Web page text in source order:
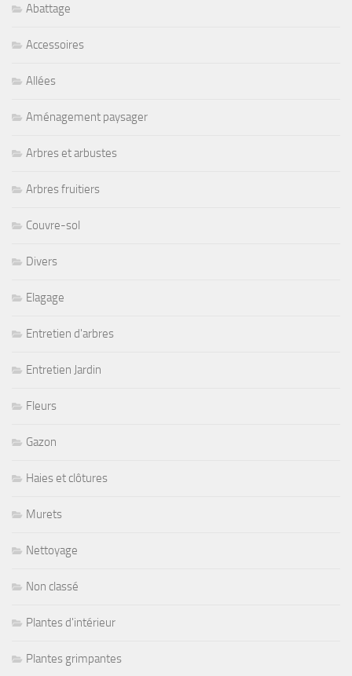
Abattage
Accessoires
Allées
Aménagement paysager
Arbres et arbustes
Arbres fruitiers
Couvre-sol
Divers
Elagage
Entretien d'arbres
Entretien Jardin
Fleurs
Gazon
Haies et clôtures
Murets
Nettoyage
Non classé
Plantes d'intérieur
Plantes grimpantes